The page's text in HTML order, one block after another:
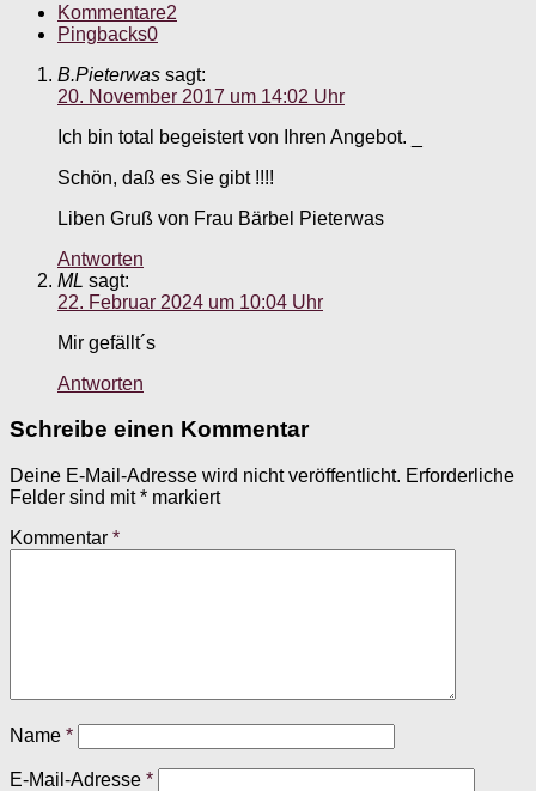
Kommentare2
Pingbacks0
B.Pieterwas sagt:
20. November 2017 um 14:02 Uhr
Ich bin total begeistert von Ihren Angebot. _
Schön, daß es Sie gibt !!!!
Liben Gruß von Frau Bärbel Pieterwas
Antworten
ML sagt:
22. Februar 2024 um 10:04 Uhr
Mir gefällt´s
Antworten
Schreibe einen Kommentar
Deine E-Mail-Adresse wird nicht veröffentlicht. Erforderliche
Felder sind mit* markiert
Kommentar *
Name *
E-Mail-Adresse *